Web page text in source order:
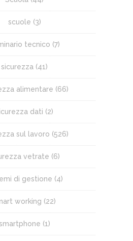
scuole (3)
tecnico (7)
sicurezza (41)
alimentare (66)
dati (2)
sul lavoro (526)
vetrate (6)
di gestione (4)
working (22)
(1)